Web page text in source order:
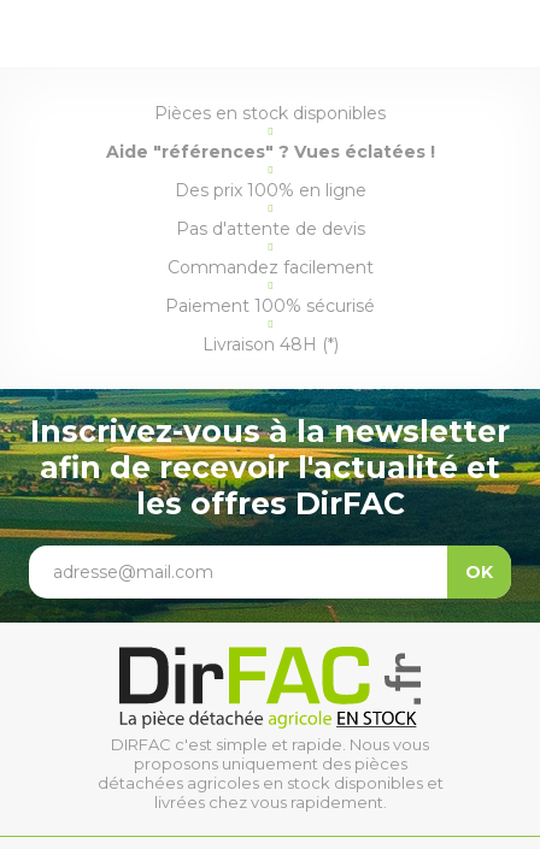
Pièces en stock disponibles
Aide "références" ? Vues éclatées !
Des prix 100% en ligne
Pas d'attente de devis
Commandez facilement
Paiement 100% sécurisé
Livraison 48H (*)
Inscrivez-vous à la newsletter
afin de recevoir l'actualité et
les offres DirFAC
adresse@mail.com OK
DIRFAC c'est simple et rapide. Nous vous
proposons uniquement des pièces
détachées agricoles en stock disponibles et
livrées chez vous rapidement.